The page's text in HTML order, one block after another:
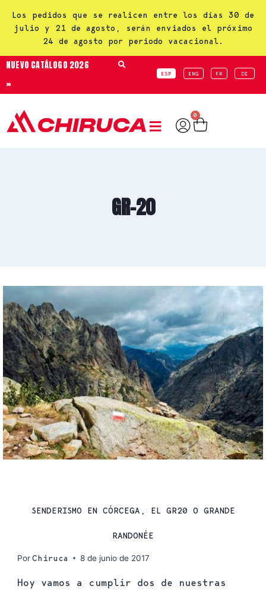
Los pedidos que se realicen entre los días 30 de
julio y 21 de agosto, serán enviados el próximo
24 de agosto por periodo vacacional.
NUEVO CATÁLOGO 2026
»
ESP ENG FR DE
0
GR-20
SENDERISMO EN CÓRCEGA, EL GR20 O GRANDE
RANDONÉE
PorChiruca 8 de junio de 2017
Hoy vamos a cumplir dos de nuestras